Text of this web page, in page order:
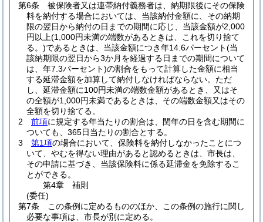
第6条
被保険者又は連帯納付義務者は、納期限後にその保険
料を納付する場合においては、当該納付金額に、その納期
限の翌日から納付の日までの期間に応じ、当該金額が2,000
円以上(1,000円未満の端数があるときは、これを切り捨て
る。)であるときは、当該金額につき年14.6パーセント(当
該納期限の翌日から3か月を経過する日までの期間について
は、年7.3パーセント)の割合をもって計算した金額に相当
する延滞金額を加算して納付しなければならない。 ただ
し、延滞金額に100円未満の端数金額があるとき、又はそ
の全額が1,000円未満であるときは、その端数金額又はその
全額を切り捨てる。
2
前項に規定する年当たりの割合は、閏年の日を含む期間に
ついても、365日当たりの割合とする。
3
第1項の場合において、保険料を納付しなかったことにつ
いて、やむを得ない理由があると認めるときは、市長は、
その申請に基づき、当該保険料に係る延滞金を免除するこ
とができる。
第4章
補則
(委任)
第7条
この条例に定めるもののほか、この条例の施行に関し
必要な事項は、市長が別に定める。